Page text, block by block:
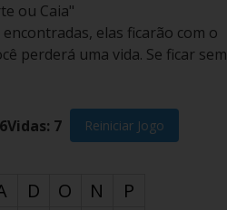
ou Caia"
elas ficarão com o
perderá uma vida. Se ficar sem
Vidas: 7 Reiniciar Jogo
D O N
P